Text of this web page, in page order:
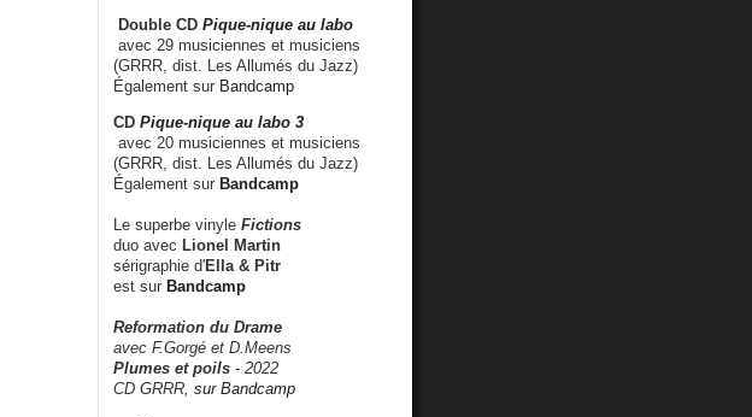
Double CD Pique-nique au labo
avec 29 musiciennes et musiciens
(GRRR, dist. Les Allumés du Jazz)
Également sur Bandcamp
CD Pique-nique au labo 3
avec 20 musiciennes et musiciens
(GRRR, dist. Les Allumés du Jazz)
Également sur Bandcamp
Le superbe vinyle Fictions
duo avec Lionel Martin
sérigraphie d'Ella & Pitr
est sur Bandcamp
Reformation du Drame
avec F.Gorgé et D.Meens
Plumes et poils - 2022
CD GRRR, sur Bandcamp